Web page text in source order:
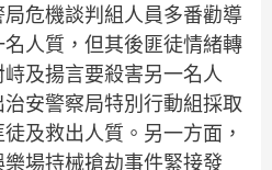
危機談判組人員多番勸導
人質，但其後匪徒情緒轉
及揚言要殺害另一名人
安警察局特別行動組採取
及救出人質。另一方面，
場持械搶劫事件緊接發